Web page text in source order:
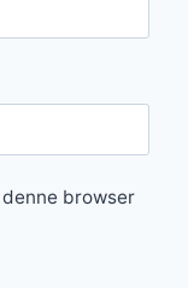
browser